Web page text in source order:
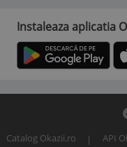
Instaleaza aplicatia
Catalog Okazii.ro API